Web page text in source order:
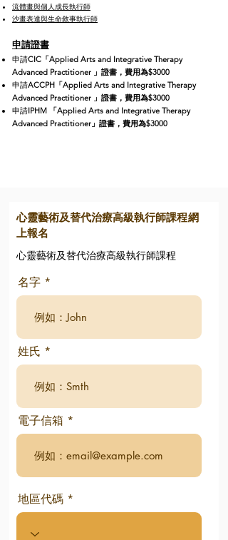
流體畫與個人成長執行師
沙畫表達與生命敘事執行師
申請證書
申請CIC「Applied Arts and Integrative Therapy
Advanced Practitioner 」證書，費用為$3000
申請ACCPH 「Applied Arts and Integrative Therapy
Advanced Practitioner 」證書，費用為$3000
申請IPHM
「Applied Arts and Integrative Therapy
Advanced Practitioner」證書，費用為$3000
心靈藝術及替代治療高級執行師課程網
上報名
心靈藝術及替代治療高級執行師課程
名字
姓氏
電子信箱
地區代碼